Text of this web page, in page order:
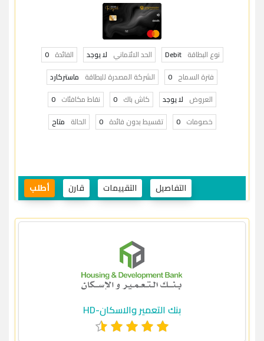
نوع البطاقة Debit الحد الائتماني لا يوجد الفائدة 0
فترة السماح 0 الشركة المصدرة للبطاقة ماستركارد
العروض لا يوجد كاش باك 0 نقاط مكافئات 0
خصومات 0 تقسيط بدون فائدة 0 الحالة متاح
التفاصيل التقييمات قارن أطلب
بنك التعمير والاسكان-HD